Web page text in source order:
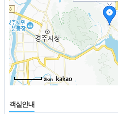
2km
객실안내